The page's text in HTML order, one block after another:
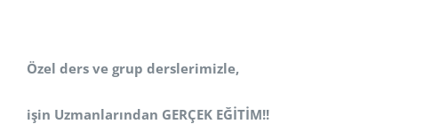
Özel ders ve grup derslerimizle,
işin Uzmanlarından GERÇEK EĞİTİM!!